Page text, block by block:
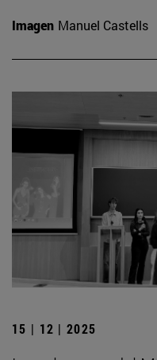
Imagen Manuel Castells
15 | 12 | 2025